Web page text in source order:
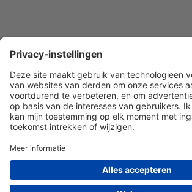
Quist Glas Expert BV | 010-7603380 | KvK nr.